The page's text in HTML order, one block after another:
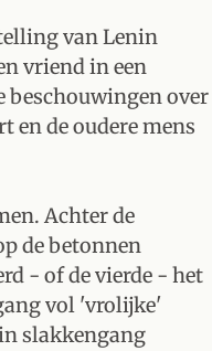
van Lenin
vriend in een
beschouwingen over
en de oudere mens
Achter de
de betonnen
- of de vierde - het
vol 'vrolijke'
slakkengang